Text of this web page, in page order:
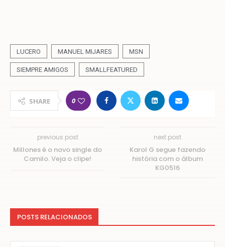
LUCERO MANUEL MIJARES MSN
SIEMPRE AMIGOS SMALLFEATURED
SHARE 0
previous post
Millones é o novo single do
Camilo. Veja o clipe!
next post
Karol G segue fazendo
história com o álbum
KG0516
POSTS RELACIONADOS